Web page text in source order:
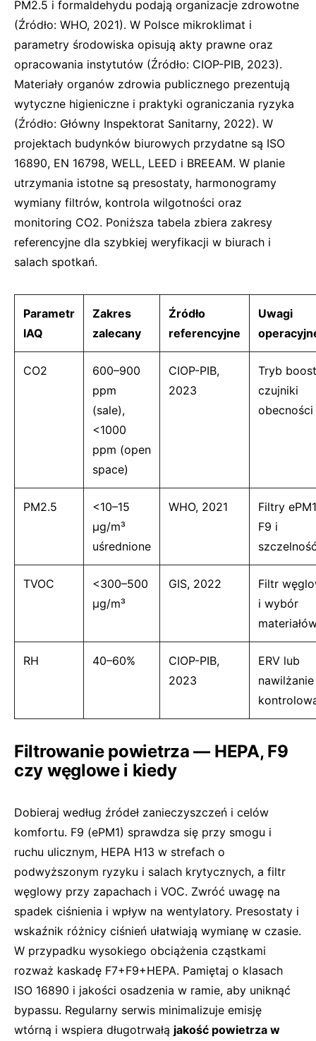
PM2.5 i formaldehydu podają organizacje zdrowotne
(Źródło: WHO, 2021). W Polsce mikroklimat i
parametry środowiska opisują akty prawne oraz
opracowania instytutów (Źródło: CIOP-PIB, 2023).
Materiały organów zdrowia publicznego prezentują
wytyczne higieniczne i praktyki ograniczania ryzyka
(Źródło: Główny Inspektorat Sanitarny, 2022). W
projektach budynków biurowych przydatne są ISO
16890, EN 16798, WELL, LEED i BREEAM. W planie
utrzymania istotne są presostaty, harmonogramy
wymiany filtrów, kontrola wilgotności oraz
monitoring CO2. Poniższa tabela zbiera zakresy
referencyjne dla szybkiej weryfikacji w biurach i
salach spotkań.
Parametr
IAQ
Zakres
zalecany
Źródło
referencyjne
Uwagi
CO2
600–900
ppm
(sale),
<1000
ppm (open
space)
CIOP-PIB,
2023
Tryb
czujniki
obecności
PM2.5
<10–15
µg/m³
uśrednione
WHO, 2021
Filtry ePM1
F9 i
TVOC
<300–500
µg/m³
GIS, 2022
Filtr
i wybór
RH 40–60%
CIOP-PIB,
2023
ERV lub
nawilżanie
Filtrowanie powietrza — HEPA, F9
czy węglowe i kiedy
Dobieraj według źródeł zanieczyszczeń i celów
komfortu. F9 (ePM1) sprawdza się przy smogu i
ruchu ulicznym, HEPA H13 w strefach o
podwyższonym ryzyku i salach krytycznych, a filtr
węglowy przy zapachach i VOC. Zwróć uwagę na
spadek ciśnienia i wpływ na wentylatory. Presostaty i
wskaźnik różnicy ciśnień ułatwiają wymianę w czasie.
W przypadku wysokiego obciążenia cząstkami
rozważ kaskadę F7+F9+HEPA. Pamiętaj o klasach
ISO 16890 i jakości osadzenia w ramie, aby uniknąć
bypassu. Regularny serwis minimalizuje emisję
wtórną i wspiera długotrwałą jakość powietrza w